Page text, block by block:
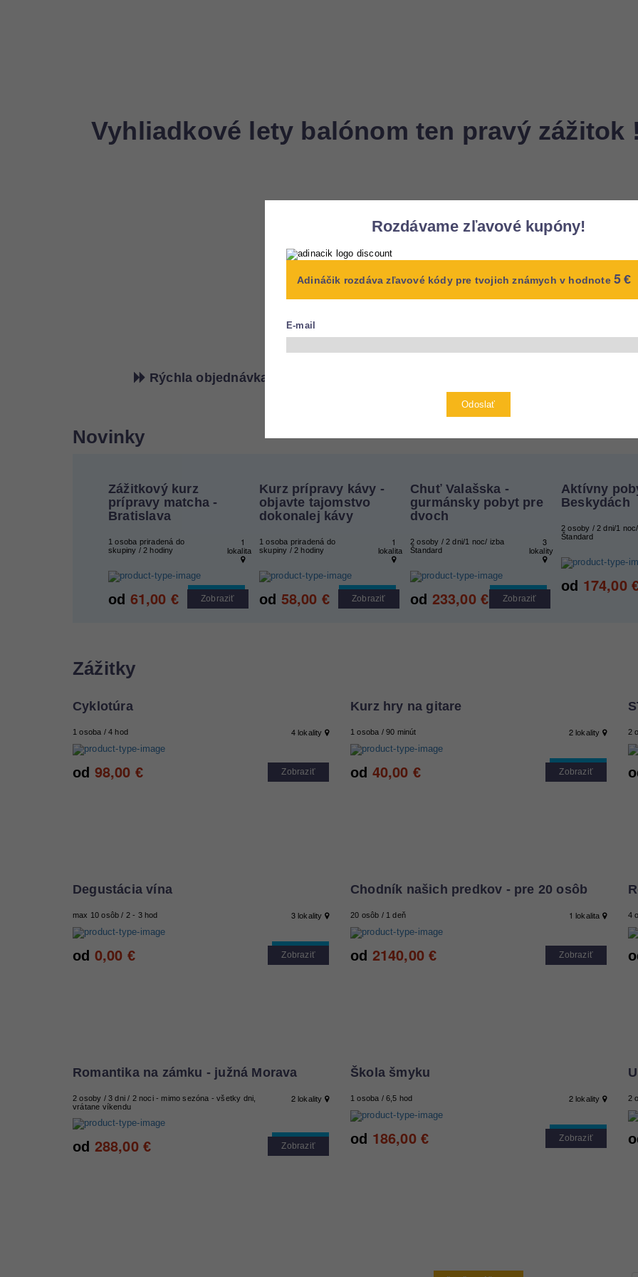
Vyhliadkové lety balónom ten pravý zážitok
Rýchla objednávka
Novinky
Zážitkový kurz
prípravy matcha -
Bratislava
1 osoba priradená do
skupiny / 2 hodiny
1
lokalita
Cool tip
od 61,00 € Zobraziť
Kurz prípravy kávy -
objavte tajomstvo
dokonalej kávy
1 osoba priradená do
skupiny / 2 hodiny
1
lokalita
Cool tip
od 58,00 € Zobraziť
Chuť Valašska -
gurmánsky pobyt pre
dvoch
2 osoby / 2 dni/1 noc/ izba
Štandard
3
lokality
Cool tip
od 233,00€ Zobraziť
Aktívny
Beskydách
2 osoby / 2 dni/1
Štandard
od 174,00
Zážitky
Cyklotúra
1 osoba / 4 hod 4lokality
od 98,00 € Zobraziť
Kurz hry na gitare
1 osoba / 90 minút 2lokality
Cool tip
od 40,00 € Zobraziť
2
Degustácia vína
max 10 osôb / 2 - 3 hod 3lokality
Cool tip
od 0,00 € Zobraziť
Chodník našich predkov - pre 20 osôb
20 osôb / 1 deň 1 lokalita
od 2140,00 € Zobraziť
4
Romantika na zámku - južná Morava
2 osoby / 3 dni / 2 noci - mimo sezóna - všetky dni,
vrátane víkendu
2lokality
Cool tip
od 288,00€ Zobraziť
Škola šmyku
1 osoba / 6,5 hod 2lokality
Cool tip
od 186,00€ Zobraziť
2
Rozdávame zľavové kupóny!
Adináčik rozdáva zľavové kódy pre tvojich známych v hodnote 5 €
E-mail
Odoslať